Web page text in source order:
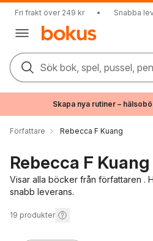
Fri frakt över 249 kr • Snabba
Sök bok, spel, pussel,
Skapa nya rutiner –
Författare Rebecca F Kuang
Rebecca F
Visar alla böcker från författaren .
snabb leverans.
19 produkter